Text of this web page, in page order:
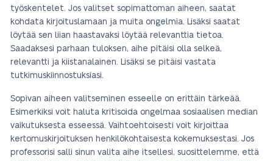
työskentelet. Jos valitset sopimattoman aiheen, saatat
kohdata kirjoituslamaan ja muita ongelmia. Lisäksi saatat
löytää sen liian haastavaksi löytää relevanttia tietoa.
Saadaksesi parhaan tuloksen, aihe pitäisi olla selkeä,
relevantti ja kiistanalainen. Lisäksi se pitäisi vastata
tutkimuskiinnostuksiasi.
Sopivan aiheen valitseminen esseelle on erittäin tärkeää.
Esimerkiksi voit haluta kritisoida ongelmaa sosiaalisen median
vaikutuksesta esseessä. Vaihtoehtoisesti voit kirjoittaa
kertomuskirjoituksen henkilökohtaisesta kokemuksestasi. Jos
professorisi salli sinun valita aihe itsellesi, suosittelemme, että